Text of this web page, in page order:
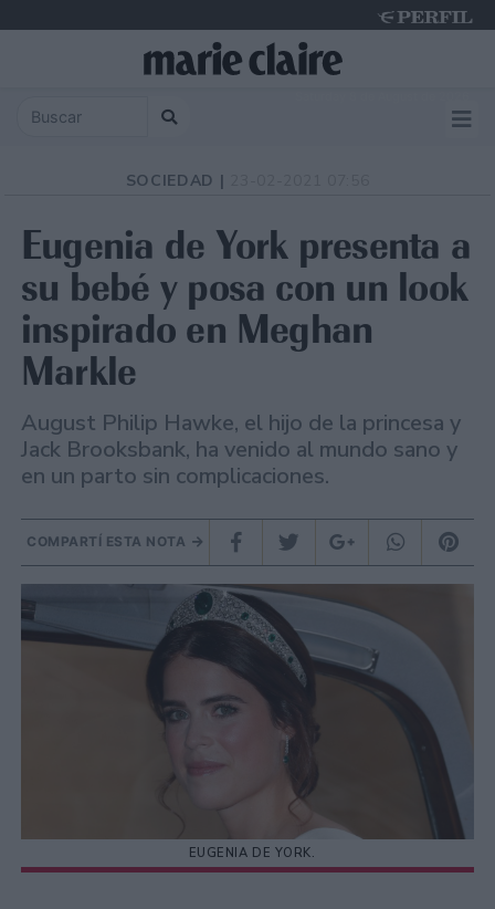
SOCIEDAD |
Eugenia de York presenta a
su bebé y posa con un look
inspirado en Meghan
Markle
August Philip Hawke, el hijo de la princesa y
Jack Brooksbank, ha venido al mundo sano y
en un parto sin complicaciones.
COMPARTÍ ESTA NOTA
EUGENIA DE YORK.